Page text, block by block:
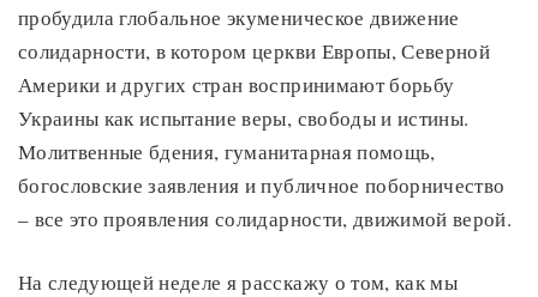
пробудила глобальное экуменическое движение
солидарности, в котором церкви Европы, Северной
Америки и других стран воспринимают борьбу
Украины как испытание веры, свободы и истины.
Молитвенные бдения, гуманитарная помощь,
богословские заявления и публичное поборничество
– все это проявления солидарности, движимой верой.
На следующей неделе я расскажу о том, как мы